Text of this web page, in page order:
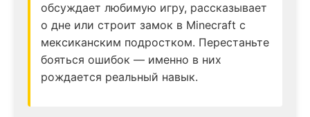
обсуждает любимую игру, рассказывает
о дне или строит замок в Minecraft с
мексиканским подростком. Перестаньте
бояться ошибок — именно в них
рождается реальный навык.